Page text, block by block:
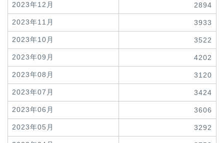
2023年12月 2894
2023年11月 3933
2023年10月 3522
2023年09月 4202
2023年08月 3120
2023年07月 3424
2023年06月 3606
2023年05月 3292